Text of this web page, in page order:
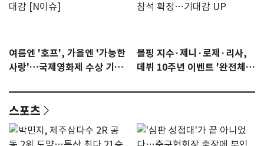
여름엔 '호프', 가을엔 '가능한
사랑'…국제영화제 수상 기대
블핑 지수·제니·로제·리사,
데뷔 10주년 이벤트 '완전체'
스포츠